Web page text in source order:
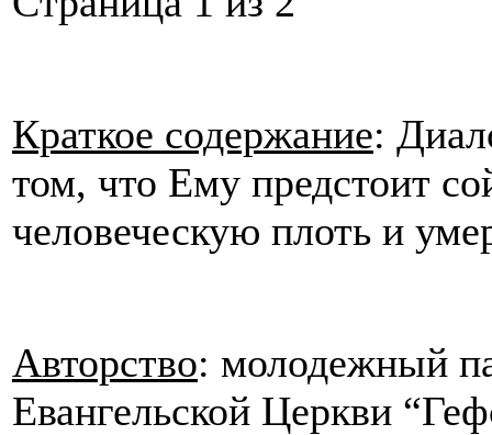
Краткое содержание:
том, что Ему предстоит
человеческую плоть и
Авторство: молодежный
Евангельской Церкви